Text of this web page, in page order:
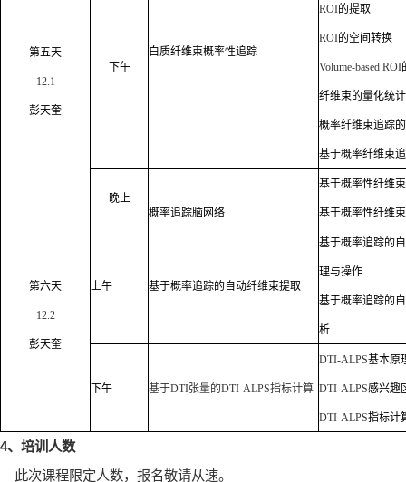
第五天
12.1
彭天奎
白质纤维束概率性追踪
下午
ROI的提取
ROI的空间转换
Volume-based ROI
纤维束的量化统计
概率纤维束追踪
基于概率纤维束
晚上
概率追踪脑网络
基于概率性纤维束
基于概率性纤维束
第六天
12.2
彭天奎
上午 基于概率追踪的自动纤维束提取
基于概率追踪的
理与操作
基于概率追踪的
析
下午 基于DTI张量的DTI-ALPS指标计算
DTI-ALPS基本原
DTI-ALPS感兴趣
DTI-ALPS指标计
4、培训人数
此次课程限定人数，报名敬请从速。